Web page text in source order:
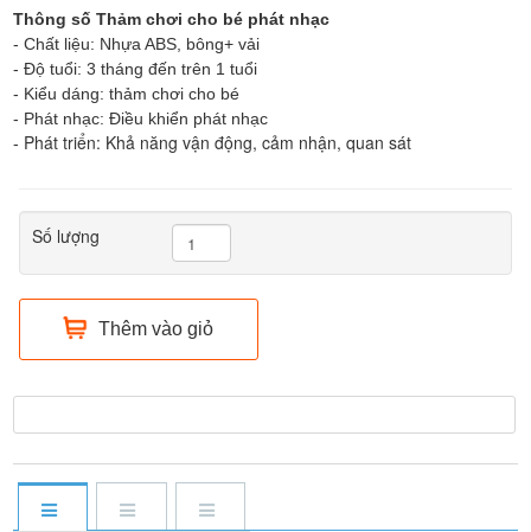
Thông số Thảm chơi cho bé phát nhạc
- Chất liệu: Nhựa ABS, bông+ vải
- Độ tuổi: 3 tháng đến trên 1 tuổi
- Kiểu dáng: thảm chơi cho bé
- Phát nhạc: Điều khiển phát nhạc
- Phát triển: Khả năng vận động, cảm nhận, quan sát
Số lượng
Thêm vào giỏ